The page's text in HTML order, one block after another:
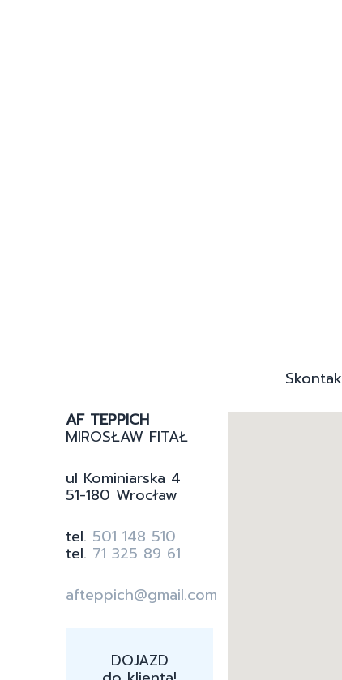
AF TEPPICH
MIROSŁAW FITAŁ
ul Kominiarska 4
51-180 Wrocław
tel. 501 148 510
tel. 71 325 89 61
afteppich@gmail.com
DOJAZD